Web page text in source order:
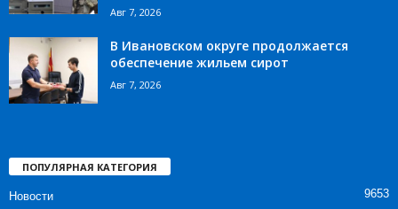
Авг 7, 2026
В Ивановском округе продолжается
обеспечение жильем сирот
Авг 7, 2026
ПОПУЛЯРНАЯ КАТЕГОРИЯ
Новости 9653